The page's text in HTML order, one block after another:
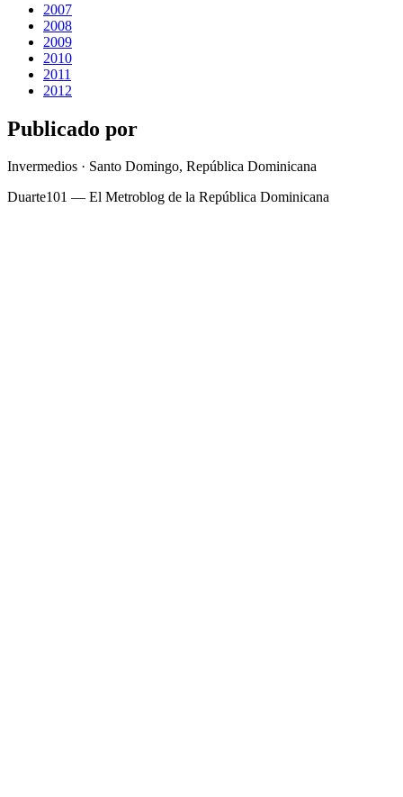
2007
2008
2009
2010
2011
2012
Publicado por
Invermedios · Santo Domingo, República Dominicana
Duarte101 — El Metroblog de la República Dominicana